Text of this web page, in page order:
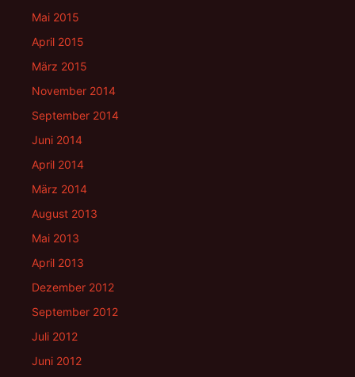
Mai 2015
April 2015
März 2015
November 2014
September 2014
Juni 2014
April 2014
März 2014
August 2013
Mai 2013
April 2013
Dezember 2012
September 2012
Juli 2012
Juni 2012